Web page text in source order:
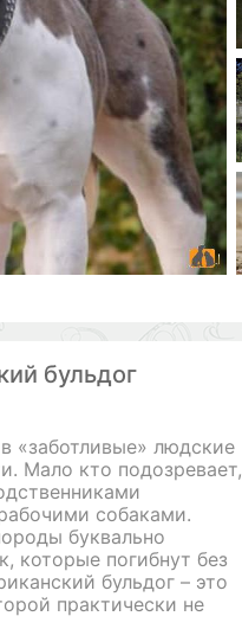
бульдог
«заботливые» людские
Мало кто подозревает,
собаками.
буквально
которые погибнут без
бульдог – это
практически не